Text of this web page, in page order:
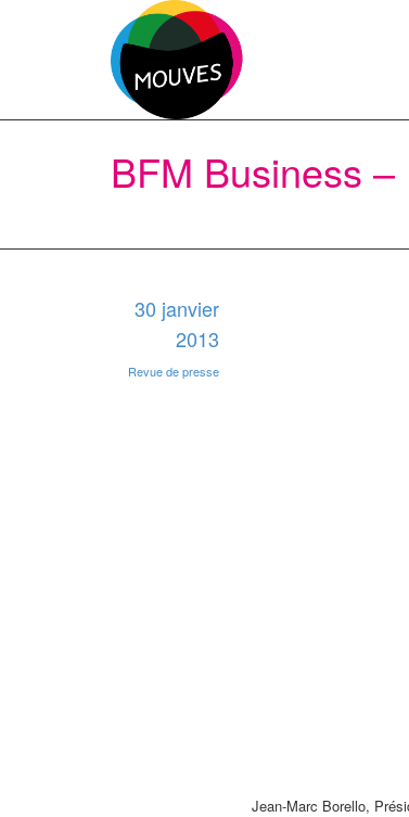
BFM Business
30 janvier
2013
Revue de presse
Jean-Marc Borello,